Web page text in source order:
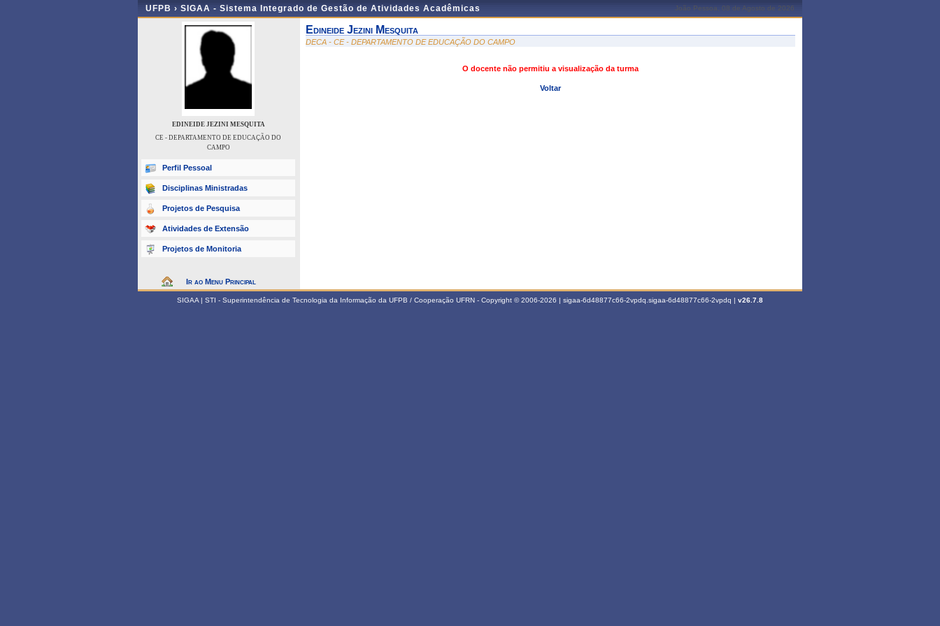
UFPB › SIGAA - Sistema Integrado de Gestão de Atividades Acadêmicas João Pessoa, 08 de Agosto de 2026
EDINEIDE JEZINI MESQUITA
CE - DEPARTAMENTO DE EDUCAÇÃO DO
CAMPO
Perfil Pessoal
Disciplinas Ministradas
Projetos de Pesquisa
Atividades de Extensão
Projetos de Monitoria
Ir ao Menu Principal
Edineide Jezini Mesquita
DECA - CE - DEPARTAMENTO DE EDUCAÇÃO DO CAMPO
O docente não permitiu a visualização da turma
Voltar
SIGAA | STI - Superintendência de Tecnologia da Informação da UFPB / Cooperação UFRN - Copyright © 2006-2026 | sigaa-6d48877c66-2vpdq.sigaa-6d48877c66-2vpdq | v26.7.8